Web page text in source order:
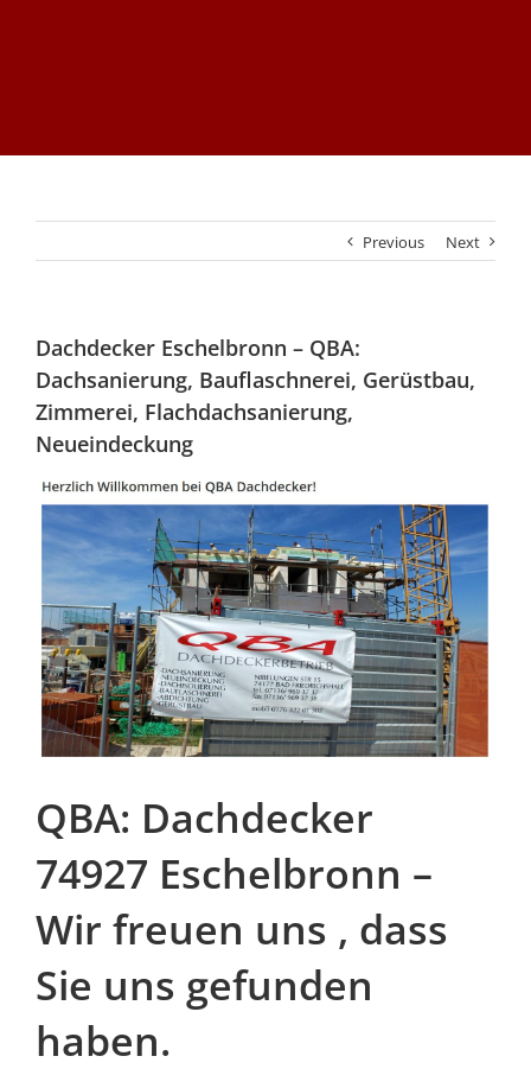
Previous Next
Dachdecker Eschelbronn – QBA:
Dachsanierung, Bauflaschnerei, Gerüstbau,
Zimmerei, Flachdachsanierung,
Neueindeckung
QBA: Dachdecker
74927 Eschelbronn –
Wir freuen uns , dass
Sie uns gefunden
haben.